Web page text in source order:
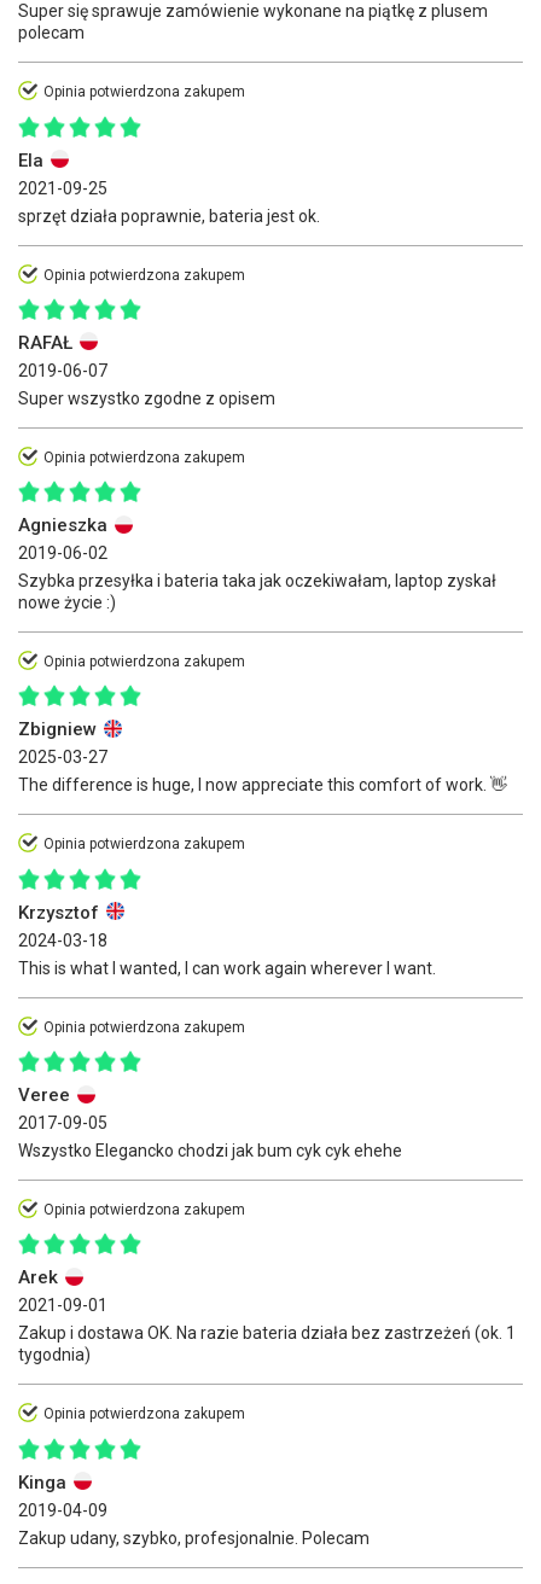
Super się sprawuje zamówienie wykonane na piątkę z plusem
polecam
Opinia potwierdzona zakupem
Ela
2021-09-25
sprzęt działa poprawnie, bateria jest ok.
Opinia potwierdzona zakupem
RAFAŁ
2019-06-07
Super wszystko zgodne z opisem
Opinia potwierdzona zakupem
Agnieszka
2019-06-02
Szybka przesyłka i bateria taka jak oczekiwałam, laptop zyskał
nowe życie :)
Opinia potwierdzona zakupem
Zbigniew
2025-03-27
The difference is huge, I now appreciate this comfort of work. 👋
Opinia potwierdzona zakupem
Krzysztof
2024-03-18
This is what I wanted, I can work again wherever I want.
Opinia potwierdzona zakupem
Veree
2017-09-05
Wszystko Elegancko chodzi jak bum cyk cyk ehehe
Opinia potwierdzona zakupem
Arek
2021-09-01
Zakup i dostawa OK. Na razie bateria działa bez zastrzeżeń (ok. 1
tygodnia)
Opinia potwierdzona zakupem
Kinga
2019-04-09
Zakup udany, szybko, profesjonalnie. Polecam